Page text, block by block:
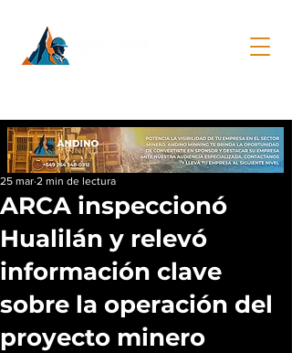
ARCA inspeccionó
Hualilán y relevó
información clave
sobre la operación del
proyecto minero
25 mar 2 min de lectura